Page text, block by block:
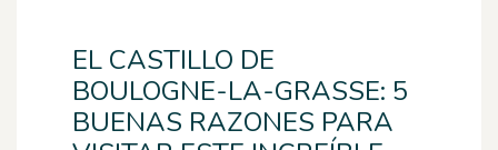
EL CASTILLO DE
BOULOGNE-LA-GRASSE: 5
BUENAS RAZONES PARA